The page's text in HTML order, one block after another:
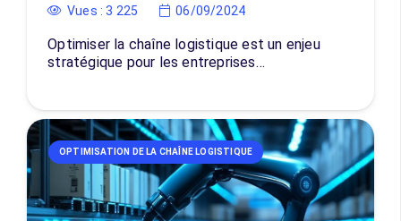
Vues :3 225 06/09/2024
Optimiser la chaîne logistique est un enjeu
stratégique pour les entreprises…
OPTIMISATION DE LA CHAÎNE LOGISTIQUE